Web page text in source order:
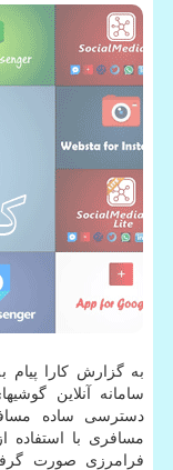
به گزارش كارا پیام
سامانه آنلاین
دسترسی ساده
مسافری با استفاده
فرامرزی صورت